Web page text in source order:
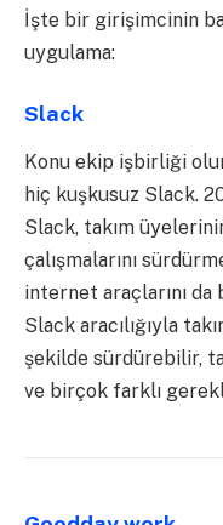
İşte bir girişimcinin
uygulama:
Slack
Konu ekip işbirliği
hiç kuşkusuz Slack.
Slack, takım
çalışmalarını
internet araçlarını
Slack aracılığıyla
şekilde sürdürebilir,
ve birçok farklı